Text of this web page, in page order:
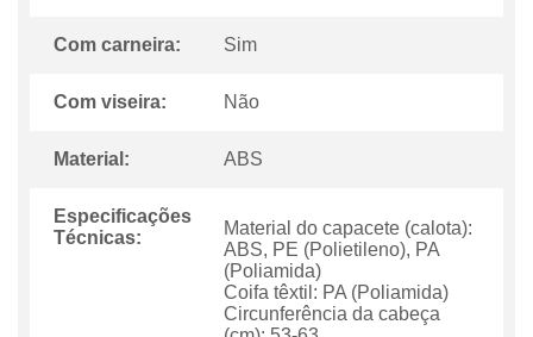
Com carneira: Sim
Com viseira: Não
Material: ABS
Especificações
Técnicas:
Material do capacete (calota):
ABS, PE (Polietileno), PA
(Poliamida)
Coifa têxtil: PA (Poliamida)
Circunferência da cabeça